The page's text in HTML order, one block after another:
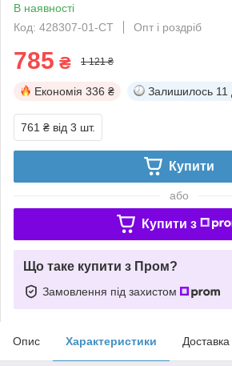
В наявності
Код: 428307-01-СТ
Опт і роздріб
785 ₴ 1 121 ₴
Економія 336 ₴ Залишилось 11
761 ₴ від 3 шт.
Купити
або
Купити з
Що таке купити з Пром?
Замовлення під захистом
Опис Характеристики Доставка